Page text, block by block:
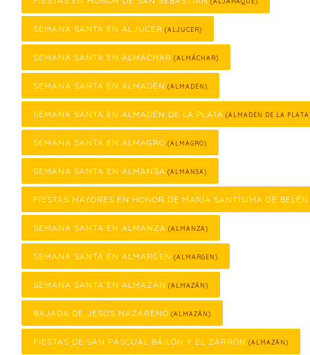
SEMANA SANTA EN ALJUCER (ALJUCER)
SEMANA SANTA EN ALMÁCHAR (ALMÁCHAR)
SEMANA SANTA EN ALMADÉN (ALMADÉN)
SEMANA SANTA EN ALMADÉN DE LA PLATA (ALMADÉN DE LA
SEMANA SANTA EN ALMAGRO (ALMAGRO)
SEMANA SANTA EN ALMANSA (ALMANSA)
FIESTAS MAYORES EN HONOR DE MARÍA SANTÍSIMA DE BELÉN
SEMANA SANTA EN ALMANZA (ALMANZA)
SEMANA SANTA EN ALMARGEN (ALMARGEN)
SEMANA SANTA EN ALMAZÁN (ALMAZÁN)
BAJADA DE JESÚS NAZARENO (ALMAZÁN)
FIESTAS DE SAN PASCUAL BAILÓN Y EL ZARRÓN (ALMAZÁN)